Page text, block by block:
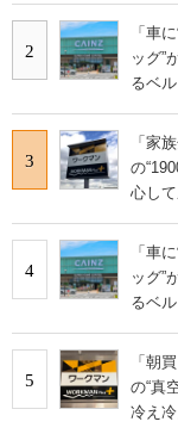
2
「車
ッグ”
るベル
3
「家
の
心し
4
「車
ッグ”
るベル
5
「朝
の“真
冷え